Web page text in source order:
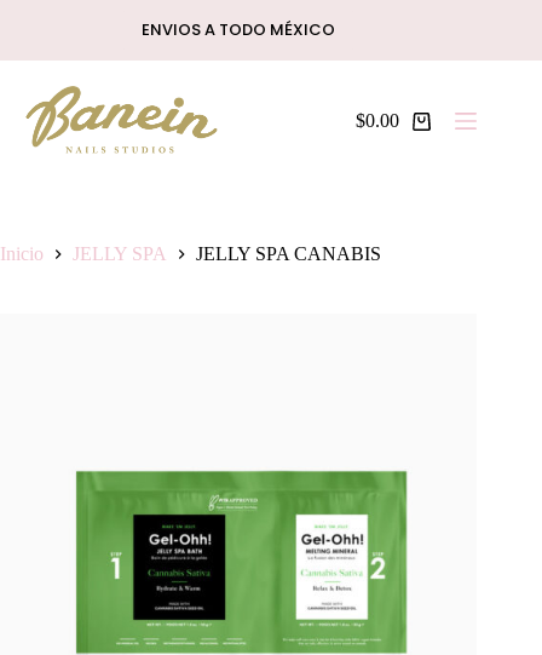
ENVIOS A TODO MÉXICO
Shopping
$0.00
Inicio JELLY SPA JELLY SPA CANABIS